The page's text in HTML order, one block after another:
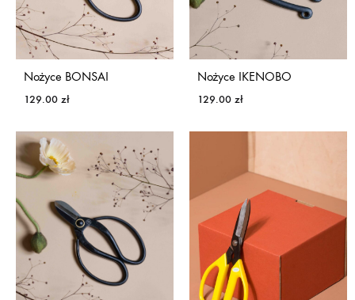
Nożyce BONSAI
129.00 zł
Nożyce IKENOBO
129.00 zł